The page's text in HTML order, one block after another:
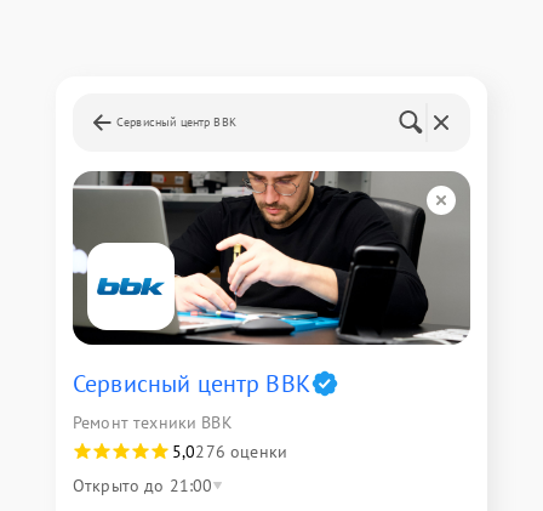
Сервисный центр BBK
Сервисный центр BBK
Ремонт техники BBK
5,0276 оценки
Открыто до 21:00